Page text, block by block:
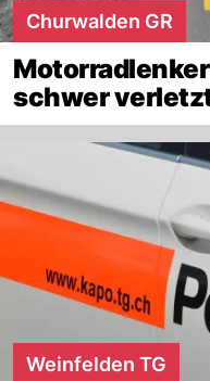
Churwalden GR
schwer
Weinfelden TG